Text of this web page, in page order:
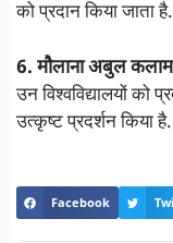
को प्रदान किया जाता है.
6. मौलाना अबुल
उन विश्वविद्यालयों को
उत्कृष्ट प्रदर्शन किया है.
Facebook